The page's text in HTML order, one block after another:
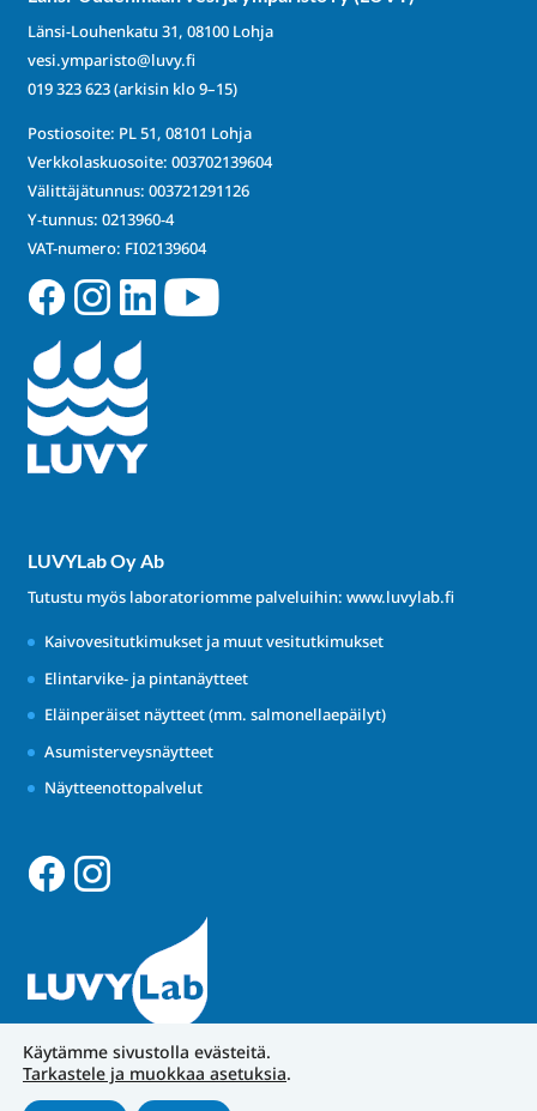
Länsi-Louhenkatu 31, 08100 Lohja
vesi.ymparisto@luvy.fi
019 323 623(arkisin klo 9–15)
Postiosoite: PL 51, 08101 Lohja
Verkkolaskuosoite: 003702139604
Välittäjätunnus: 003721291126
Y-tunnus: 0213960-4
VAT-numero: FI02139604
LUVYLab Oy Ab
Tutustu myös laboratoriomme palveluihin: www.luvylab.fi
Kaivovesitutkimukset ja muut vesitutkimukset
Elintarvike- ja pintanäytteet
Eläinperäiset näytteet (mm. salmonellaepäilyt)
Asumisterveysnäytteet
Näytteenottopalvelut
Käytämme sivustolla evästeitä.
Tarkastele ja muokkaa asetuksia.